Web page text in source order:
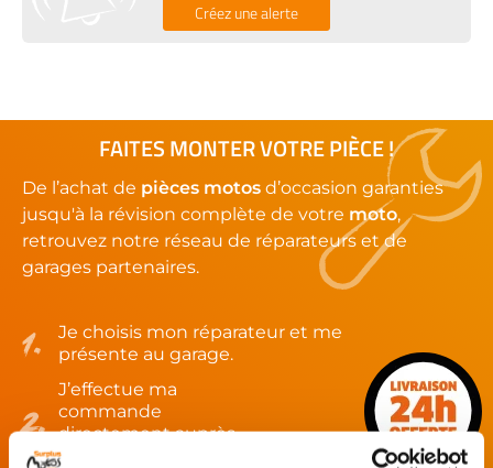
Créez une alerte
FAITES MONTER VOTRE PIÈCE !
De l’achat de pièces motos d’occasion garanties
jusqu'à la révision complète de votre moto,
retrouvez notre réseau de réparateurs et de
garages partenaires.
Je choisis mon réparateur et me
présente au garage.
J’effectue ma
commande
directement auprès
du réparateur.